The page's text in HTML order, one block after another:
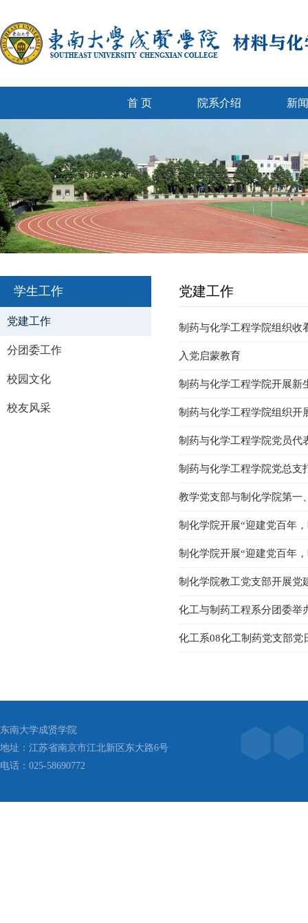
首 页 院系介绍 新
学生工作
党建工作
分团委工作
校园文化
校友风采
党建工作
制药与化学工程学院组织收
入党启蒙教育
制药与化学工程学院开展新
制药与化学工程学院组织开
制药与化学工程学院党员代
制药与化学工程学院党总支
教学党支部与制化学院第一
制化学院开展“迎建党百年
制化学院开展“迎建党百年
制化学院教工党支部开展党
化工与制药工程系分团委举
化工系08化工制药党支部党
东南大学成贤学院
地址：江苏省南京市江北新区东大路6号
电话：025-58690772